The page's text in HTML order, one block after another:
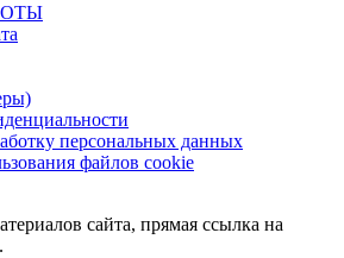
персональных данных
файлов сookie
сайта, прямая ссылка на